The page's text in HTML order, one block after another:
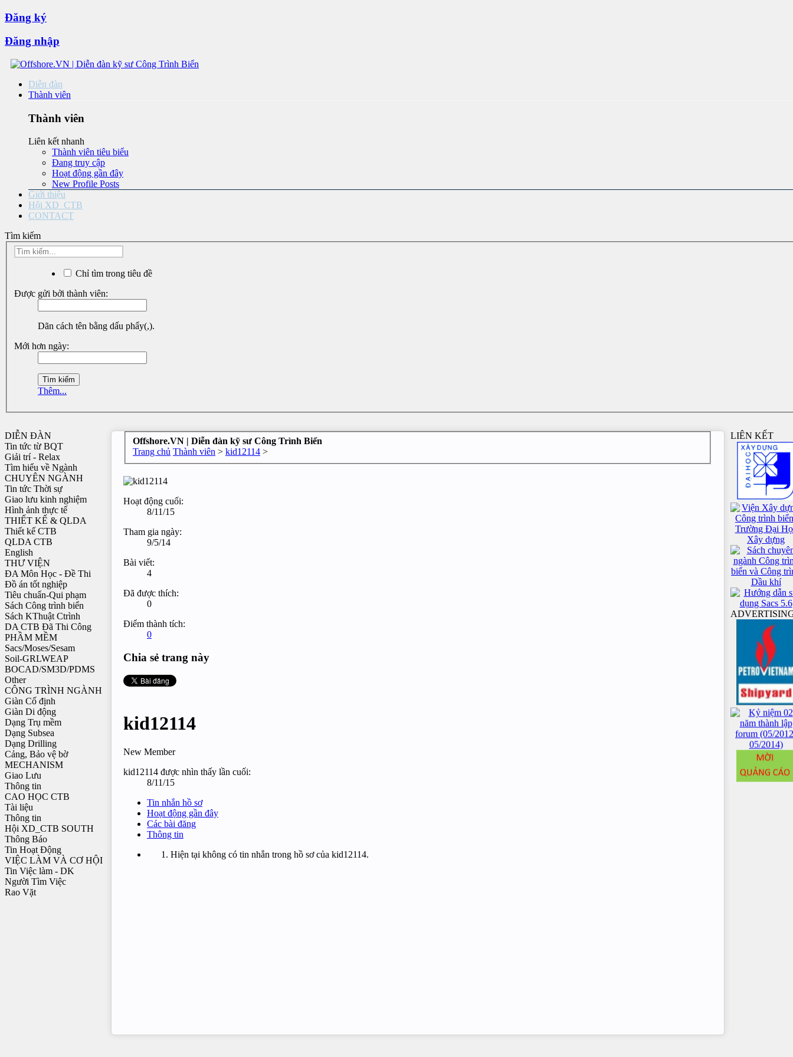
Đăng ký
Đăng nhập
Diễn đàn
Thành viên
Thành viên
Liên kết nhanh
Thành viên tiêu biểu
Đang truy cập
Hoạt động gần đây
New Profile Posts
Giới thiệu
Hội XD_CTB
CONTACT
Tìm kiếm
Chỉ tìm trong tiêu đề
Được gửi bởi thành viên:
Dãn cách tên bằng dấu phẩy(,).
Mới hơn ngày:
Thêm...
DIỄN ĐÀN
Tin tức từ BQT
Giải trí - Relax
Tìm hiểu về Ngành
CHUYÊN NGÀNH
Tin tức Thời sự
Giao lưu kinh nghiệm
Hình ảnh thực tế
THIẾT KẾ & QLDA
Thiết kế CTB
QLDA CTB
English
THƯ VIỆN
ĐA Môn Học - Đề Thi
Đồ án tốt nghiệp
Tiêu chuẩn-Qui phạm
Sách Công trình biển
Sách KThuật Ctrình
DA CTB Đã Thi Công
PHẦM MỀM
Sacs/Moses/Sesam
Soil-GRLWEAP
BOCAD/SM3D/PDMS
Other
CÔNG TRÌNH NGÀNH
Giàn Cố định
Giàn Di động
Dạng Trụ mềm
Dạng Subsea
Dạng Drilling
Cảng, Bảo vệ bờ
MECHANISM
Giao Lưu
Thông tin
CAO HỌC CTB
Tài liệu
Thông tin
Hội XD_CTB SOUTH
Thông Báo
Tin Hoạt Động
VIỆC LÀM VÀ CƠ HỘI
Tin Việc làm - DK
Người Tìm Việc
Rao Vặt
Offshore.VN | Diễn đàn kỹ sư Công Trình Biển
Trang chủ Thành viên > kid12114 >
Hoạt động cuối:
8/11/15
Tham gia ngày:
9/5/14
Bài viết:
4
Đã được thích:
0
Điểm thành tích:
0
Chia sẻ trang này
kid12114
New Member
kid12114 được nhìn thấy lần cuối:
8/11/15
Tin nhắn hồ sơ
Hoạt động gần đây
Các bài đăng
Thông tin
Hiện tại không có tin nhắn trong hồ sơ của kid12114.
LIÊN KẾT